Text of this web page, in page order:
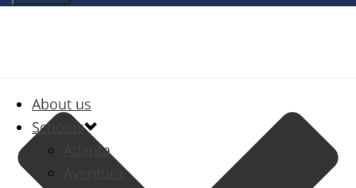
About us
Schools
Atlanta
Aventura